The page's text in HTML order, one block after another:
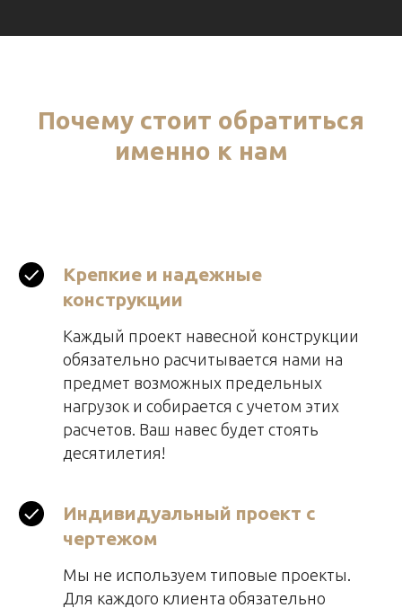
Почему стоит обратиться
именно к нам
Крепкие и надежные
конструкции
Каждый проект навесной конструкции
обязательно расчитывается нами на
предмет возможных предельных
нагрузок и собирается с учетом этих
расчетов. Ваш навес будет стоять
десятилетия!
Индивидуальный проект с
чертежом
Мы не используем типовые проекты.
Для каждого клиента обязательно